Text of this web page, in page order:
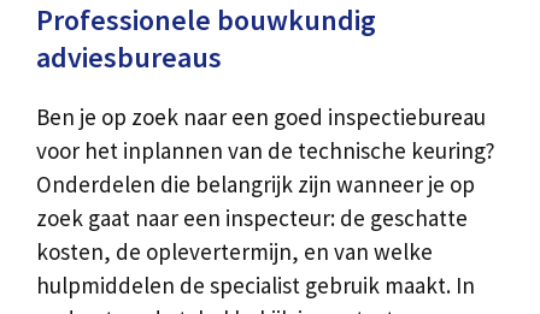
Professionele bouwkundig
adviesbureaus
Ben je op zoek naar een goed inspectiebureau
voor het inplannen van de technische keuring?
Onderdelen die belangrijk zijn wanneer je op
zoek gaat naar een inspecteur: de geschatte
kosten, de oplevertermijn, en van welke
hulpmiddelen de specialist gebruik maakt. In